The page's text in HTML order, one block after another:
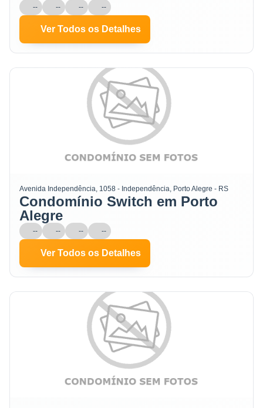
-- -- -- --
Ver Todos os Detalhes
Avenida Independência, 1058 - Independência, Porto Alegre - RS
Condomínio Switch em Porto
Alegre
-- -- -- --
Ver Todos os Detalhes